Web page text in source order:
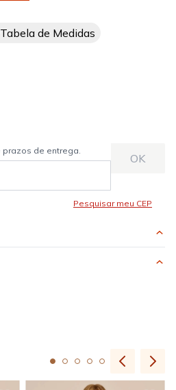
Tabela de Medidas